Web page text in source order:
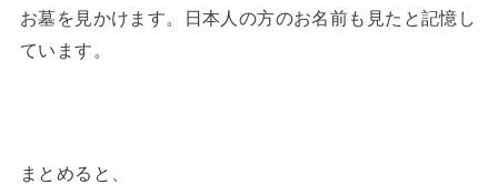
お墓を見かけます。日本人の方のお名前も見たと記憶し
ています。
まとめると、